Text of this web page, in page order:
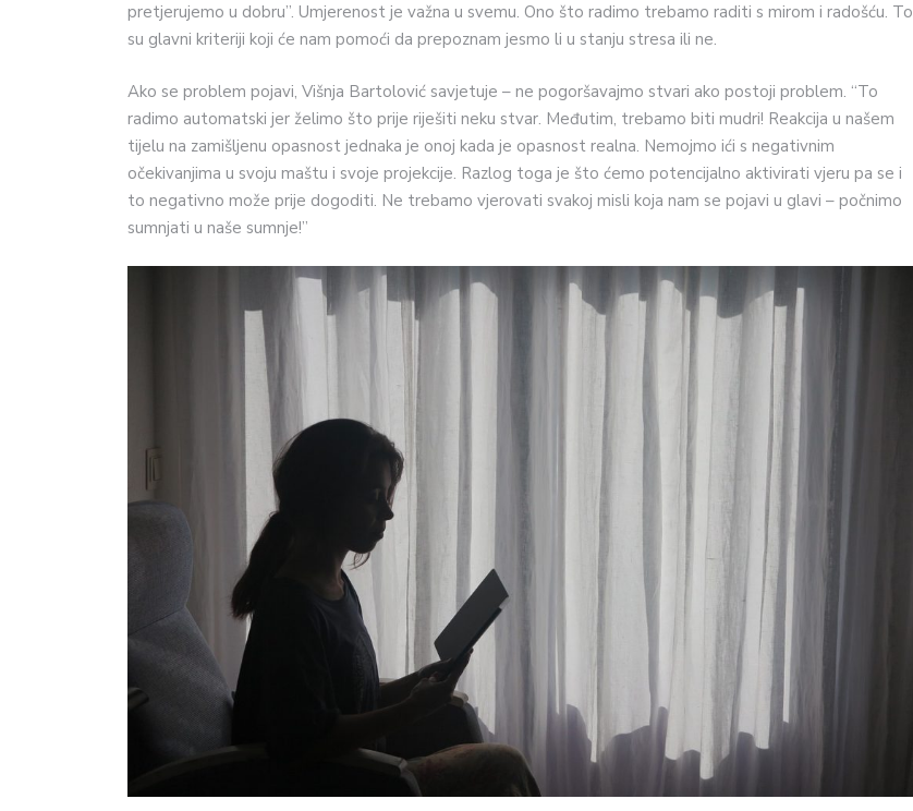
pretjerujemo u dobru”. Umjerenost je važna u svemu. Ono što radimo trebamo raditi s mirom i radošću. To
su glavni kriteriji koji će nam pomoći da prepoznam jesmo li u stanju stresa ili ne.
Ako se problem pojavi, Višnja Bartolović savjetuje – ne pogoršavajmo stvari ako postoji problem. “To
radimo automatski jer želimo što prije riješiti neku stvar. Međutim, trebamo biti mudri! Reakcija u našem
tijelu na zamišljenu opasnost jednaka je onoj kada je opasnost realna. Nemojmo ići s negativnim
očekivanjima u svoju maštu i svoje projekcije. Razlog toga je što ćemo potencijalno aktivirati vjeru pa se i
to negativno može prije dogoditi. Ne trebamo vjerovati svakoj misli koja nam se pojavi u glavi – počnimo
sumnjati u naše sumnje!”